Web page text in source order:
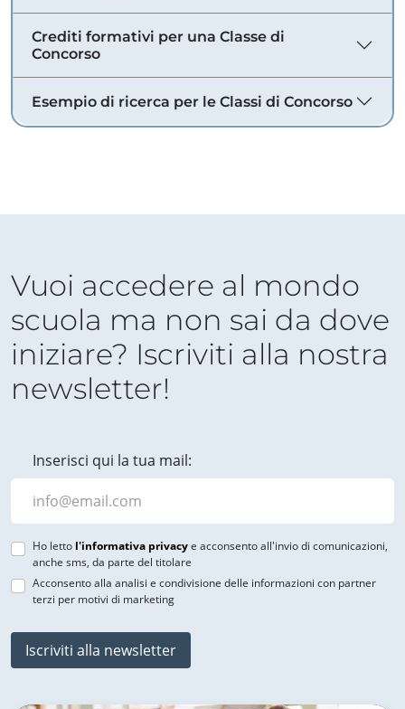
Crediti formativi per una Classe di
Concorso
Esempio di ricerca per le Classi di Concorso
Vuoi accedere al mondo
scuola ma non sai da dove
iniziare? Iscriviti alla nostra
newsletter!
Inserisci qui la tua mail:
Ho letto l'informativa privacye acconsento all'invio di comunicazioni,
anche sms, da parte del titolare
Acconsento alla analisi e condivisione delle informazioni con partner
terzi per motivi di marketing
Iscriviti alla newsletter